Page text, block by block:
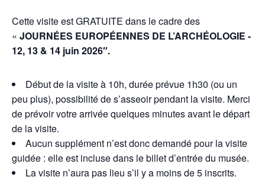
Cette visite est GRATUITE dans le cadre des
« JOURNÉES EUROPÉENNES DE L’ARCHÉOLOGIE -
12, 13 & 14 juin 2026″.
Début de la visite à 10h, durée prévue 1h30 (ou un
peu plus), possibilité de s’asseoir pendant la visite. Merci
de prévoir votre arrivée quelques minutes avant le départ
de la visite.
Aucun supplément n’est donc demandé pour la visite
guidée : elle est incluse dans le billet d’entrée du musée.
La visite n’aura pas lieu s’il y a moins de 5 inscrits.